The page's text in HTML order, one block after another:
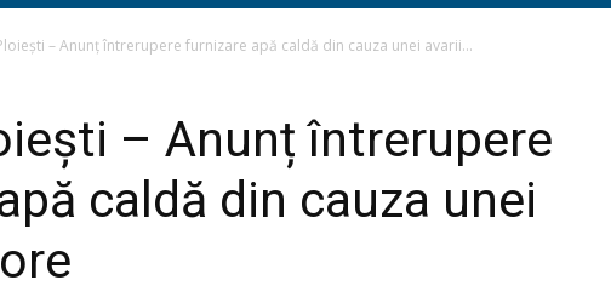
– Anunț întrerupere furnizare apă caldă din cauza unei avarii...
– Anunț întrerupere
caldă din cauza unei